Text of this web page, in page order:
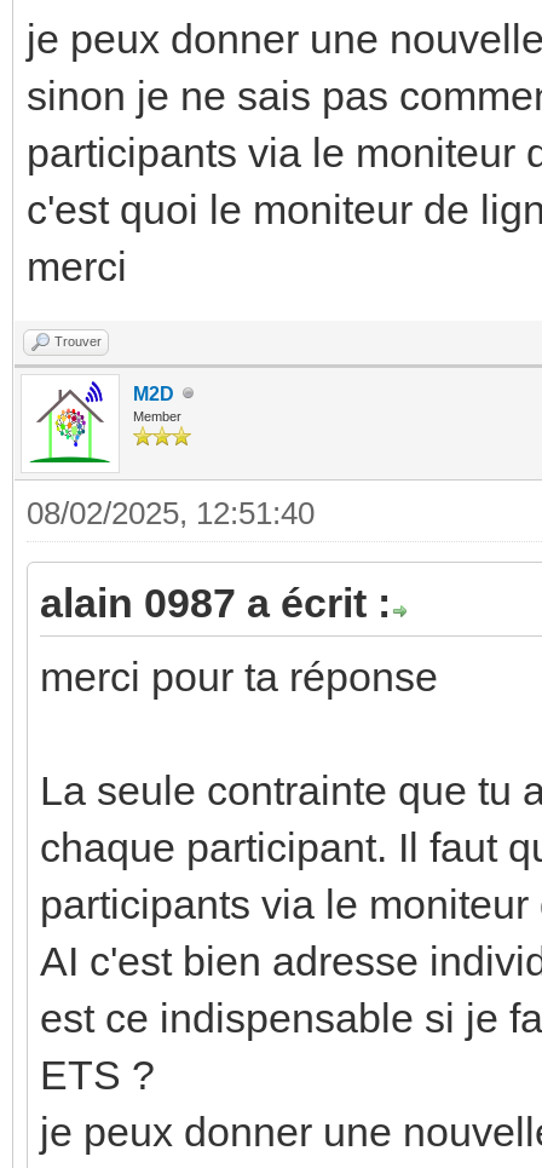
je peux donner une
sinon je ne sais pas
participants via le moniteur
c'est quoi le moniteur de
merci
Trouver
M2D
Member
08/02/2025, 12:51:40
alain 0987 a écrit :
merci pour ta réponse
La seule contrainte que tu
chaque participant. Il faut
participants via le moniteur
AI c'est bien adresse
est ce indispensable si je
ETS ?
je peux donner une